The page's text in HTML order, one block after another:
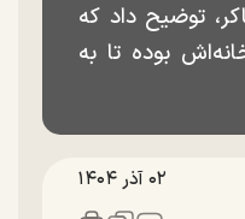
توضیح داد که
بوده تا به
۰۲ آذر ۱۴۰۴